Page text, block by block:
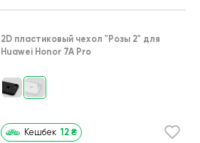
2D пластиковый чехол "Розы 2" для
Huawei Honor 7A Pro
Кешбек 12 ₴